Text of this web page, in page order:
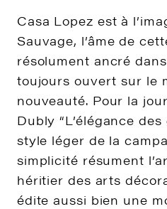
Casa Lopez est à
Sauvage, l’âme de
résolument ancré
toujours ouvert sur le
nouveauté. Pour la
Dubly “L’élégance
style léger de la
simplicité résument
héritier des arts
édite aussi bien une